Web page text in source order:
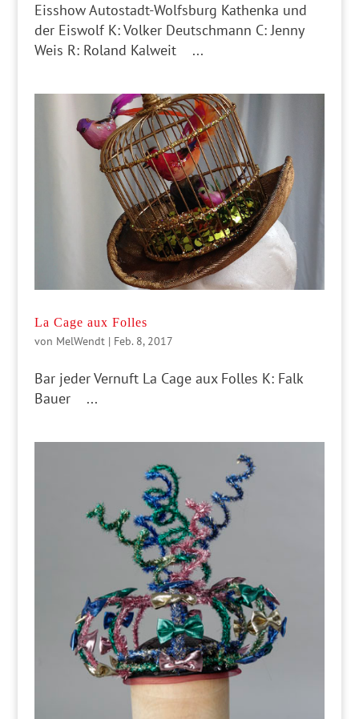
Eisshow Autostadt-Wolfsburg Kathenka und
der Eiswolf K: Volker Deutschmann C: Jenny
Weis R: Roland Kalweit ...
La Cage aux Folles
von MelWendt| Feb. 8, 2017
Bar jeder Vernuft La Cage aux Folles K: Falk
Bauer ...